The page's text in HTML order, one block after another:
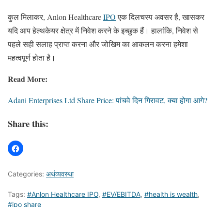
कुल मिलाकर, Anlon HealthcareIPOएक दिलचस्प अवसर है, खासकर
यदि आप हेल्थकेयर क्षेत्र में निवेश करने के इच्छुक हैं। हालांकि, निवेश से
पहले सही सलाह प्राप्त करना और जोखिम का आकलन करना हमेशा
महत्वपूर्ण होता है।
Read More:
Adani Enterprises Ltd Share Price: पांचवे दिन गिरावट, क्या होगा आगे?
Share this:
Categories: अर्थव्यवस्था
Tags: #Anlon Healthcare IPO, #EV/EBITDA, #health is wealth,
#ipo share